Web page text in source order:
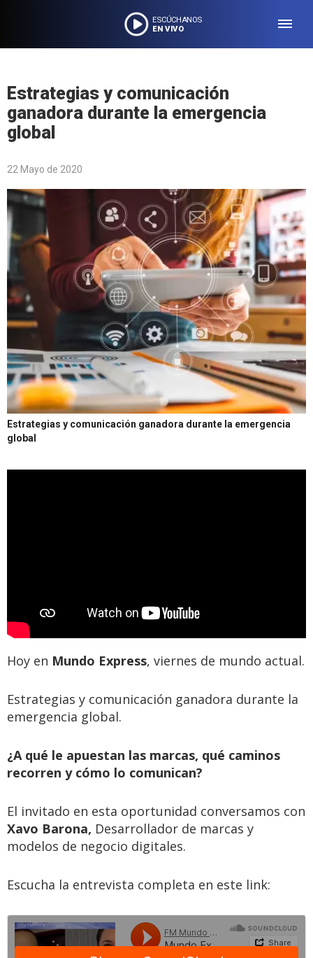
ESCÚCHANOS
EN VIVO
Estrategias y comunicación
ganadora durante la emergencia
global
22 Mayo de 2020
Estrategias y comunicación ganadora durante la emergencia
global
Hoy en Mundo Express, viernes de mundo actual.
Estrategias y comunicación ganadora durante la
emergencia global.
¿A qué le apuestan las marcas, qué caminos
recorren y cómo lo comunican?
El invitado en esta oportunidad conversamos con
Xavo Barona, Desarrollador de marcas y
modelos de negocio digitales.
Escucha la entrevista completa en este link: